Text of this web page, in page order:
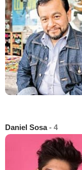
Daniel Sosa- 4